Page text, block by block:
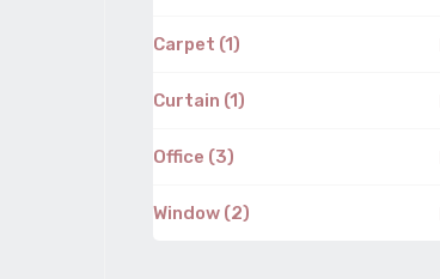
Carpet (1)
Curtain (1)
Office (3)
Window (2)